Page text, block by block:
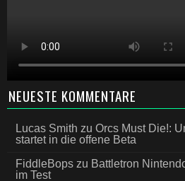
NEUESTE KOMMENTARE
Lucas Smith zu Orcs Must Die!:
startet in die offene Beta
FiddleBops zu Battletron
im Test